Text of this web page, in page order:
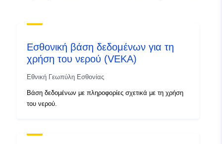
Εσθονική βάση δεδομένων για τη
χρήση του νερού (VEKA)
Εθνική Γεωπύλη Εσθονίας
Βάση δεδομένων με πληροφορίες σχετικά με τη χρήση
του νερού.